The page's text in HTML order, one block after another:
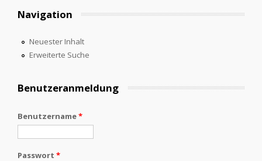
Navigation
Neuester Inhalt
Erweiterte Suche
Benutzeranmeldung
Benutzername*
Passwort *